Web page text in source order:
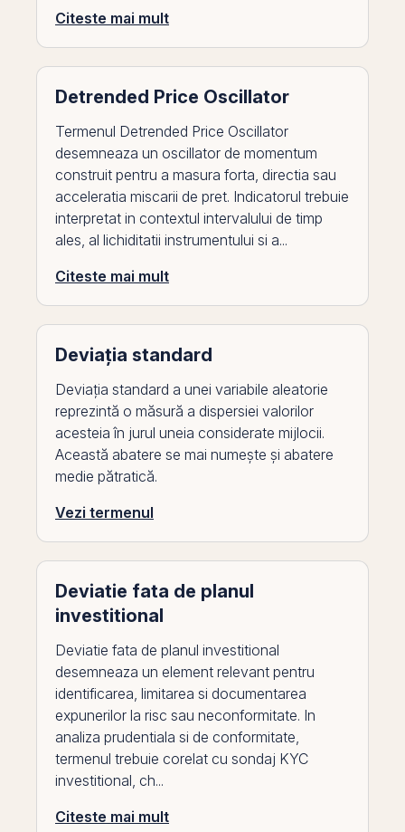
Citeste mai mult
Detrended Price Oscillator
Termenul Detrended Price Oscillator
desemneaza un oscillator de momentum
construit pentru a masura forta, directia sau
acceleratia miscarii de pret. Indicatorul trebuie
interpretat in contextul intervalului de timp
ales, al lichiditatii instrumentului si a...
Citeste mai mult
Deviația standard
Deviația standard a unei variabile aleatorie
reprezintă o măsură a dispersiei valorilor
acesteia în jurul uneia considerate mijlocii.
Această abatere se mai numește și abatere
medie pătratică.
Vezi termenul
Deviatie fata de planul
investitional
Deviatie fata de planul investitional
desemneaza un element relevant pentru
identificarea, limitarea si documentarea
expunerilor la risc sau neconformitate. In
analiza prudentiala si de conformitate,
termenul trebuie corelat cu sondaj KYC
investitional, ch...
Citeste mai mult